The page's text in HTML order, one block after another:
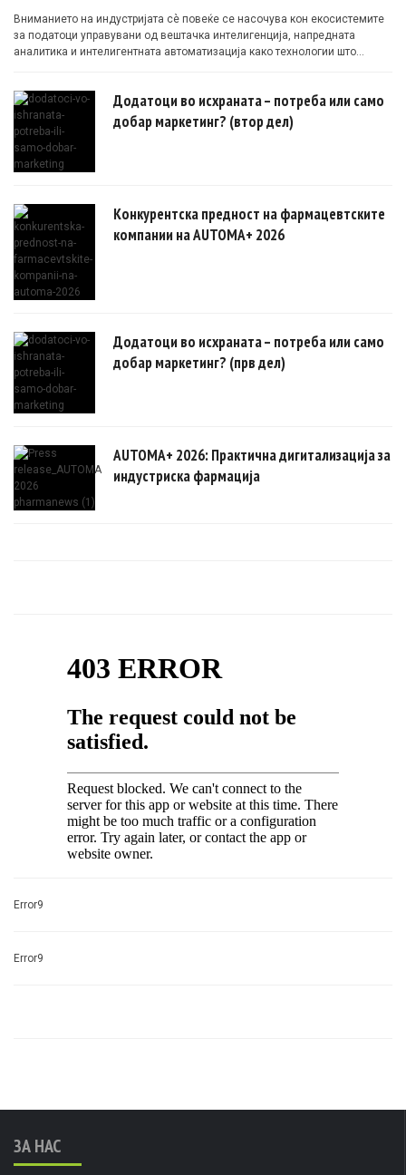
Вниманието на индустријата сè повеќе се насочува кон екосистемите
за податоци управувани од вештачка интелигенција, напредната
аналитика и интелигентната автоматизација како технологии што
Додатоци во исхраната – потреба или само
добар маркетинг? (втор дел)
Конкурентска предност на фармацевтските
компании на AUTOMA+ 2026
Додатоци во исхраната – потреба или само
добар маркетинг? (прв дел)
AUTOMA+ 2026: Практична дигитализација за
индустриска фармација
Error9
Error9
ЗА НАС